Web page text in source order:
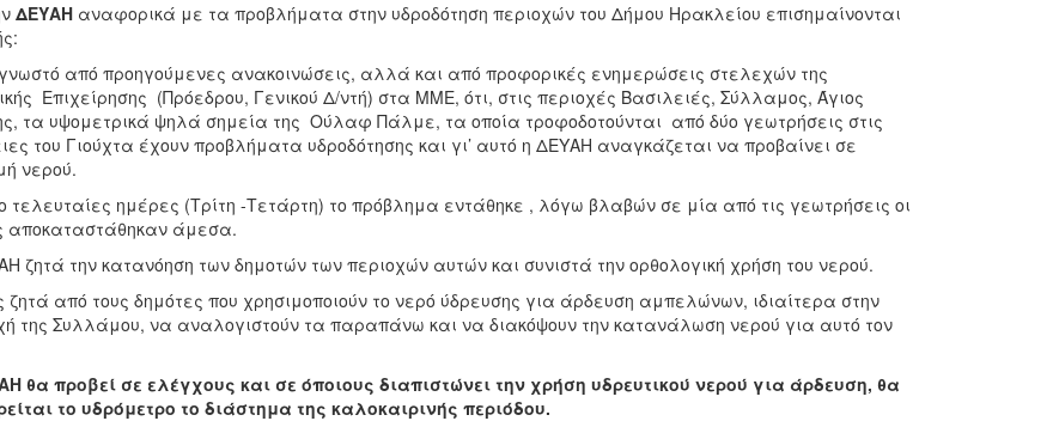
ΔΕΥΑΗαναφορικά με τα προβλήματα στην υδροδότηση περιοχών του Δήμου Ηρακλείου επισημαίνονται
από προηγούμενες ανακοινώσεις, αλλά και από προφορικές ενημερώσεις στελεχών της
Επιχείρησης (Πρόεδρου, Γενικού Δ/ντή) στα ΜΜΕ, ότι, στις περιοχές Βασιλειές, Σύλλαμος, Άγιος
τα υψομετρικά ψηλά σημεία της Ούλαφ Πάλμε, τα οποία τροφοδοτούνται από δύο γεωτρήσεις στις
του Γιούχτα έχουν προβλήματα υδροδότησης και γι’ αυτό η ΔΕΥΑΗ αναγκάζεται να προβαίνει σε
νερού.
τελευταίες ημέρες (Τρίτη -Τετάρτη) το πρόβλημα εντάθηκε , λόγω βλαβών σε μία από τις γεωτρήσεις οι
αποκαταστάθηκαν άμεσα.
ζητά την κατανόηση των δημοτών των περιοχών αυτών και συνιστά την ορθολογική χρήση του νερού.
ζητά από τους δημότες που χρησιμοποιούν το νερό ύδρευσης για άρδευση αμπελώνων, ιδιαίτερα στην
της Συλλάμου, να αναλογιστούν τα παραπάνω και να διακόψουν την κατανάλωση νερού για αυτό τον
θα προβεί σε ελέγχους και σε όποιους διαπιστώνει την χρήση υδρευτικού νερού για άρδευση, θα
το υδρόμετρο το διάστημα της καλοκαιρινής περιόδου.